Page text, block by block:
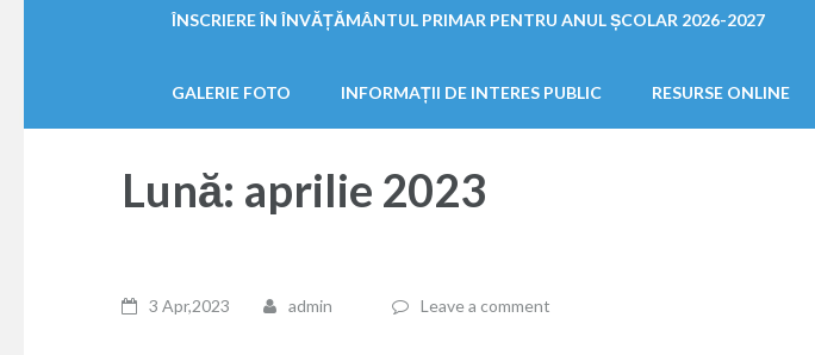
ÎNSCRIERE ÎN ÎNVĂȚĂMÂNTUL PRIMAR PENTRU ANUL ȘCOLAR 2026-2027
GALERIE FOTO INFORMAȚII DE INTERES PUBLIC RESURSE ONLINE
Lună: aprilie 2023
3 Apr,2023 admin Leave a comment